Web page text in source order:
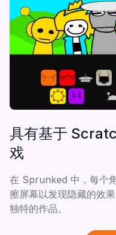
具有基于
戏
在 Sprunked 中，每个
擦屏幕以发现隐藏的效
独特的作品。